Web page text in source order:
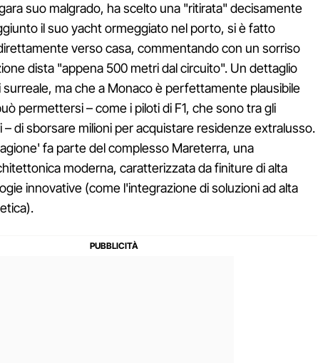
suo malgrado, ha scelto una "ritirata" decisamente
il suo yacht ormeggiato nel porto, si è fatto
verso casa, commentando con un sorriso
dista "appena 500 metri dal circuito". Un dettaglio
ma che a Monaco è perfettamente plausibile
permettersi – come i piloti di F1, che sono tra gli
– di sborsare milioni per acquistare residenze extralusso.
fa parte del complesso Mareterra, una
moderna, caratterizzata da finiture di alta
innovative (come l'integrazione di soluzioni ad alta